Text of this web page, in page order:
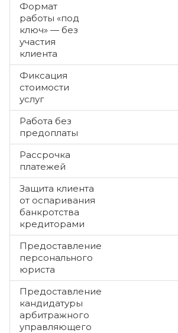
Формат
работы «под
ключ» — без
участия
клиента
Фиксация
стоимости
услуг
Работа без
предоплаты
Рассрочка
платежей
Защита клиента
от оспаривания
банкротства
кредиторами
Предоставление
персонального
юриста
Предоставление
кандидатуры
арбитражного
управляющего